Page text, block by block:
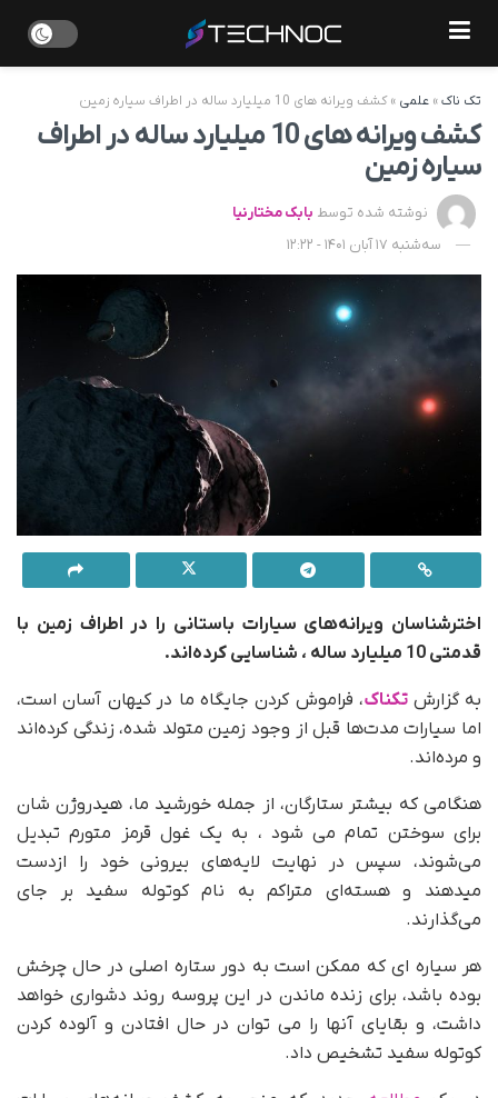
تک ناک» علمی »کشف ویرانه های 10 میلیارد ساله در اطراف سیاره زمین
کشف ویرانه های 10 میلیارد ساله در اطراف
سیاره زمین
نوشته شده توسط بابک مختارنیا
سه‌شنبه 17 آبان 1401 - 12:22
اخترشناسان ویرانه‌های سیارات باستانی را در اطراف زمین با
قدمتی 10 میلیارد ساله ، شناسایی کرده‌اند.
به گزارش تکناک، فراموش کردن جایگاه ما در کیهان آسان است،
اما سیارات مدت‌ها قبل از وجود زمین متولد شده، زندگی کرده‌اند
و مرده‌اند.
هنگامی که بیشتر ستارگان، از جمله خورشید ما، هیدروژن شان
برای سوختن تمام می شود ، به یک غول قرمز متورم تبدیل
می‌شوند، سپس در نهایت لایه‌های بیرونی خود را ازدست
میدهند و هسته‌ای متراکم به نام کوتوله سفید بر جای
می‌گذارند.
هر سیاره ای که ممکن است به دور ستاره اصلی در حال چرخش
بوده باشد، برای زنده ماندن در این پروسه روند دشواری خواهد
داشت، و بقایای آنها را می توان در حال افتادن و آلوده کردن
کوتوله سفید تشخیص داد.